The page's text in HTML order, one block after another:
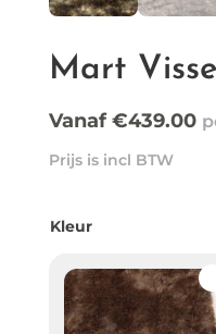
Mart
Vanaf €439.00
Prijs is incl BTW
Kleur